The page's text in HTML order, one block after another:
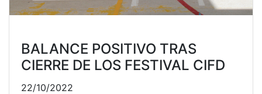
BALANCE POSITIVO TRAS
CIERRE DE LOS FESTIVAL CIFD
22/10/2022